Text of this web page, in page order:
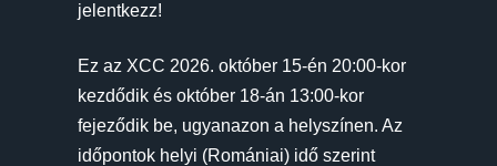
jelentkezz!
Ez az XCC 2026. október 15-én 20:00-kor
kezdődik és október 18-án 13:00-kor
fejeződik be, ugyanazon a helyszínen. Az
időpontok helyi (Romániai) idő szerint